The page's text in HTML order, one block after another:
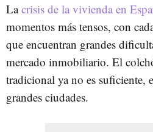
Lacrisis de la vivienda en
momentos más tensos, con
que encuentran grandes
mercado inmobiliario. El
tradicional ya no es suficiente,
grandes ciudades.